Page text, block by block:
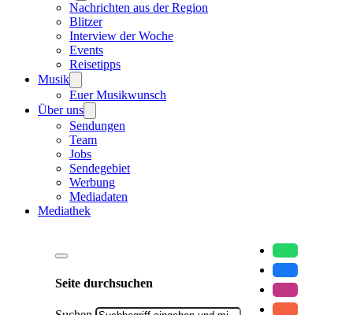
Nachrichten aus der Region
Blitzer
Interview der Woche
Events
Reisetipps
Musik
Euer Musikwunsch
Über uns
Sendungen
Team
Jobs
Sendegebiet
Werbung
Mediadaten
Mediathek
Seite durchsuchen